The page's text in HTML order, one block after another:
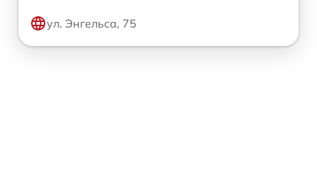
ул. Энгельса, 75